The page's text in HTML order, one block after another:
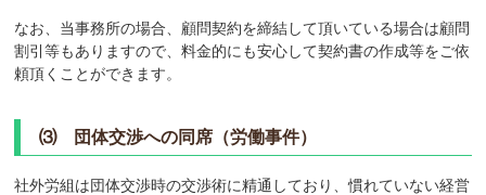
なお、当事務所の場合、顧問契約を締結して頂いている場合は顧問
割引等もありますので、料金的にも安心して契約書の作成等をご依
頼頂くことができます。
⑶ 団体交渉への同席（労働事件）
社外労組は団体交渉時の交渉術に精通しており、慣れていない経営